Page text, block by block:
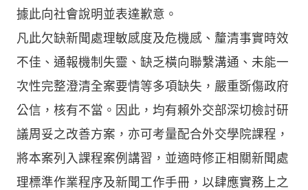
據此向社會說明並表達歉意。
凡此欠缺新聞處理敏感度及危機感、釐清事實時效
不佳、通報機制失靈、缺乏橫向聯繫溝通、未能一
次性完整澄清全案要情等多項缺失，嚴重斲傷政府
公信，核有不當。因此，均有賴外交部深切檢討研
議周妥之改善方案，亦可考量配合外交學院課程，
將本案列入課程案例講習，並適時修正相關新聞處
理標準作業程序及新聞工作手冊，以肆應實務上之